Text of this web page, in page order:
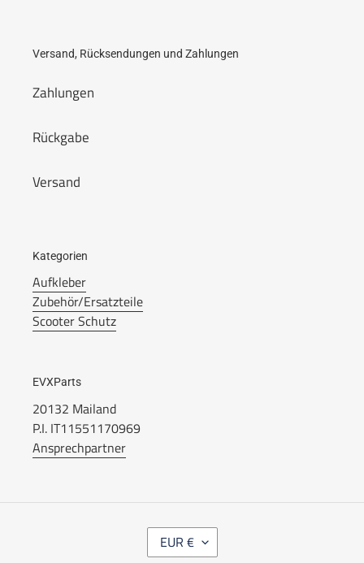
Versand, Rücksendungen und Zahlungen
Zahlungen
Rückgabe
Versand
Kategorien
Aufkleber
Zubehör/Ersatzteile
Scooter Schutz
EVXParts
20132 Mailand
P.I. IT11551170969
Ansprechpartner
W
EUR €